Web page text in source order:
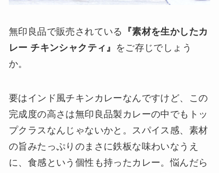
無印良品で販売されている
『素材を生かしたカ
レー チキンシャクティ』
をご存じでしょう
か。
要はインド風チキンカレーなんですけど、この
完成度の高さは無印良品製カレーの中でもトッ
プクラスなんじゃないかと。スパイス感、素材
の旨みたっぷりのまさに鉄板な味わいなうえ
に、食感という個性も持ったカレー。悩んだら